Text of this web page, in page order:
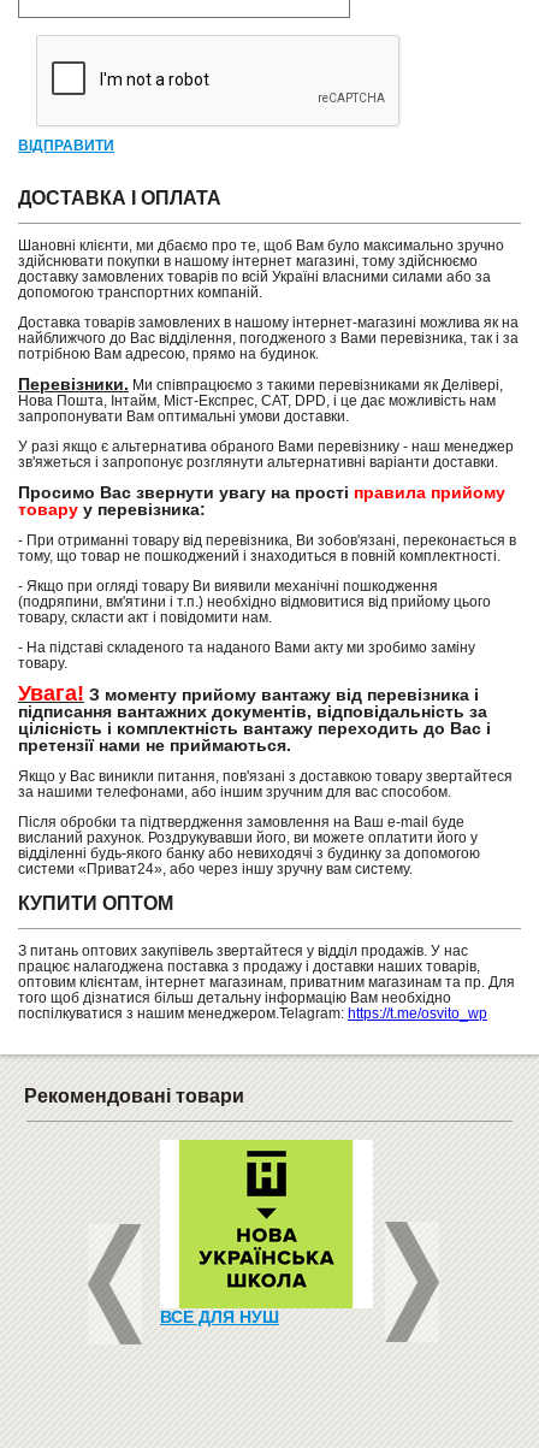
ВІДПРАВИТИ
ДОСТАВКА І ОПЛАТА
Шановні клієнти, ми дбаємо про те, щоб Вам було максимально зручно
здійснювати покупки в нашому інтернет магазині, тому здійснюємо
доставку замовлених товарів по всій Україні власними силами або за
допомогою транспортних компаній.
Доставка товарів замовлених в нашому інтернет-магазині можлива як на
найближчого до Вас відділення, погодженого з Вами перевізника, так і за
потрібною Вам адресою, прямо на будинок.
Перевізники. Ми співпрацюємо з такими перевізниками як Делівері,
Нова Пошта, Інтайм, Міст-Експрес, САТ, DPD, і це дає можливість нам
запропонувати Вам оптимальні умови доставки.
У разі якщо є альтернатива обраного Вами перевізнику - наш менеджер
зв'яжеться і запропонує розглянути альтернативні варіанти доставки.
Просимо Вас звернути увагу на прості правила прийому
товару у перевізника:
- При отриманні товару від перевізника, Ви зобов'язані, переконається в
тому, що товар не пошкоджений і знаходиться в повній комплектності.
- Якщо при огляді товару Ви виявили механічні пошкодження
(подряпини, вм'ятини і т.п.) необхідно відмовитися від прийому цього
товару, скласти акт і повідомити нам.
- На підставі складеного та наданого Вами акту ми зробимо заміну
товару.
Увага! З моменту прийому вантажу від перевізника і
підписання вантажних документів, відповідальність за
цілісність і комплектність вантажу переходить до Вас і
претензії нами не приймаються.
Якщо у Вас виникли питання, пов'язані з доставкою товару звертайтеся
за нашими телефонами, або іншим зручним для вас способом.
Після обробки та підтвердження замовлення на Ваш e-mail буде
висланий рахунок. Роздрукувавши його, ви можете оплатити його у
відділенні будь-якого банку або невиходячі з будинку за допомогою
системи «Приват24», або через іншу зручну вам систему.
КУПИТИ ОПТОМ
З питань оптових закупівель звертайтеся у відділ продажів. У нас
працює налагоджена поставка з продажу і доставки наших товарів,
оптовим клієнтам, інтернет магазинам, приватним магазинам та пр. Для
того щоб дізнатися більш детальну інформацію Вам необхідно
поспілкуватися з нашим менеджером.Telagram: https://t.me/osvito_wp
Рекомендовані товари
ВСЕ ДЛЯ НУШ
ОФІСНІ КРІСЛА,
КОМП'ЮТЕРНІ